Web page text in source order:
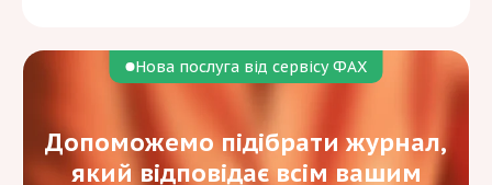
Нова послуга від сервісу ФАХ
Допоможемо підібрати журнал,
який відповідає всім вашим